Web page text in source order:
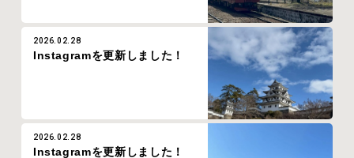
2026.02.28
Instagramを更新しました！
2026.02.28
Instagramを更新しました！